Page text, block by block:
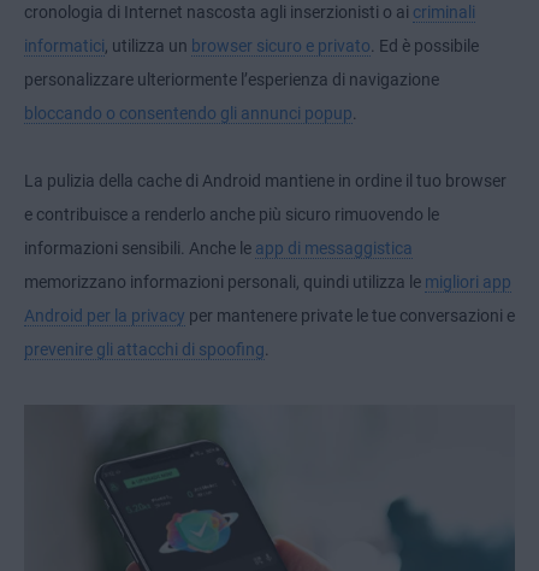
cronologia di Internet nascosta agli inserzionisti o ai criminali
informatici , utilizza un browser sicuro e privato . Ed è possibile
personalizzare ulteriormente l’esperienza di navigazione
bloccando o consentendo gli annunci popup
La pulizia della cache di Android mantiene in ordine il tuo browser
e contribuisce a renderlo anche più sicuro rimuovendo le
informazioni sensibili. Anche le app di messaggistica
memorizzano informazioni personali, quindi utilizza le migliori app
Android per la privacy per mantenere private le tue conversazioni e
prevenire gli attacchi di spoofing